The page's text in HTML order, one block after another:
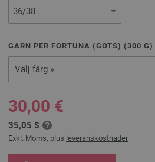
GARN PER FORTUNA (GOTS) (300 G)
Välj färg »
30,00 €
35,05 $
Exkl. Moms, plus leveranskostnader